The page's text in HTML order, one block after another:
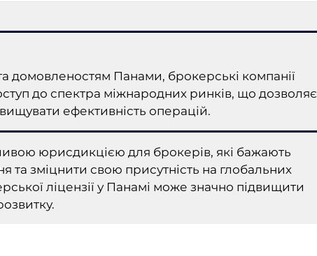
домовленостям Панами, брокерські компанії
до спектра міжнародних ринків, що дозволяє
ефективність операцій.
юрисдикцією для брокерів, які бажають
та зміцнити свою присутність на глобальних
ліцензії у Панамі може значно підвищити